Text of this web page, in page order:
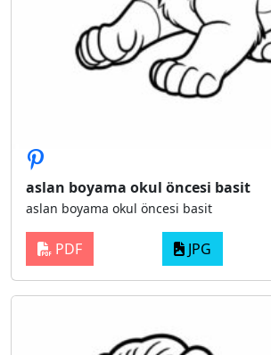
aslan boyama okul öncesi basit
aslan boyama okul öncesi basit
PDF JPG